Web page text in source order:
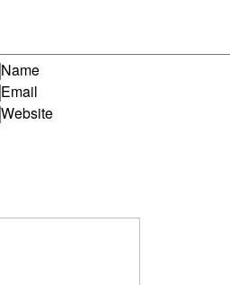
Name
Email
Website